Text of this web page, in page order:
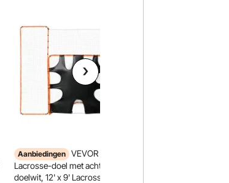
Aanbiedingen VEVOR 3-in-1
Lacrosse-doel met achterstop en
doelwit, 12' x 9' Lacrosse-net,